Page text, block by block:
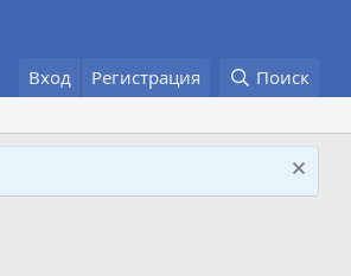
Вход Регистрация Поиск